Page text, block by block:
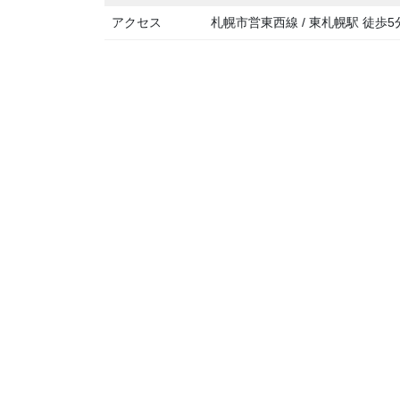
アクセス 札幌市営東西線 / 東札幌駅 徒歩5